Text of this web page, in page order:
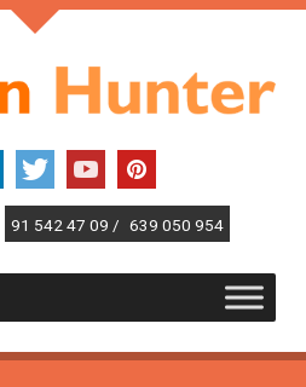
91 542 47 09 / 639 050 954